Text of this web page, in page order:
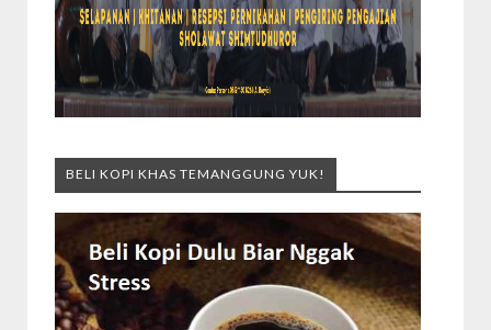
BELI KOPI KHAS TEMANGGUNG YUK!